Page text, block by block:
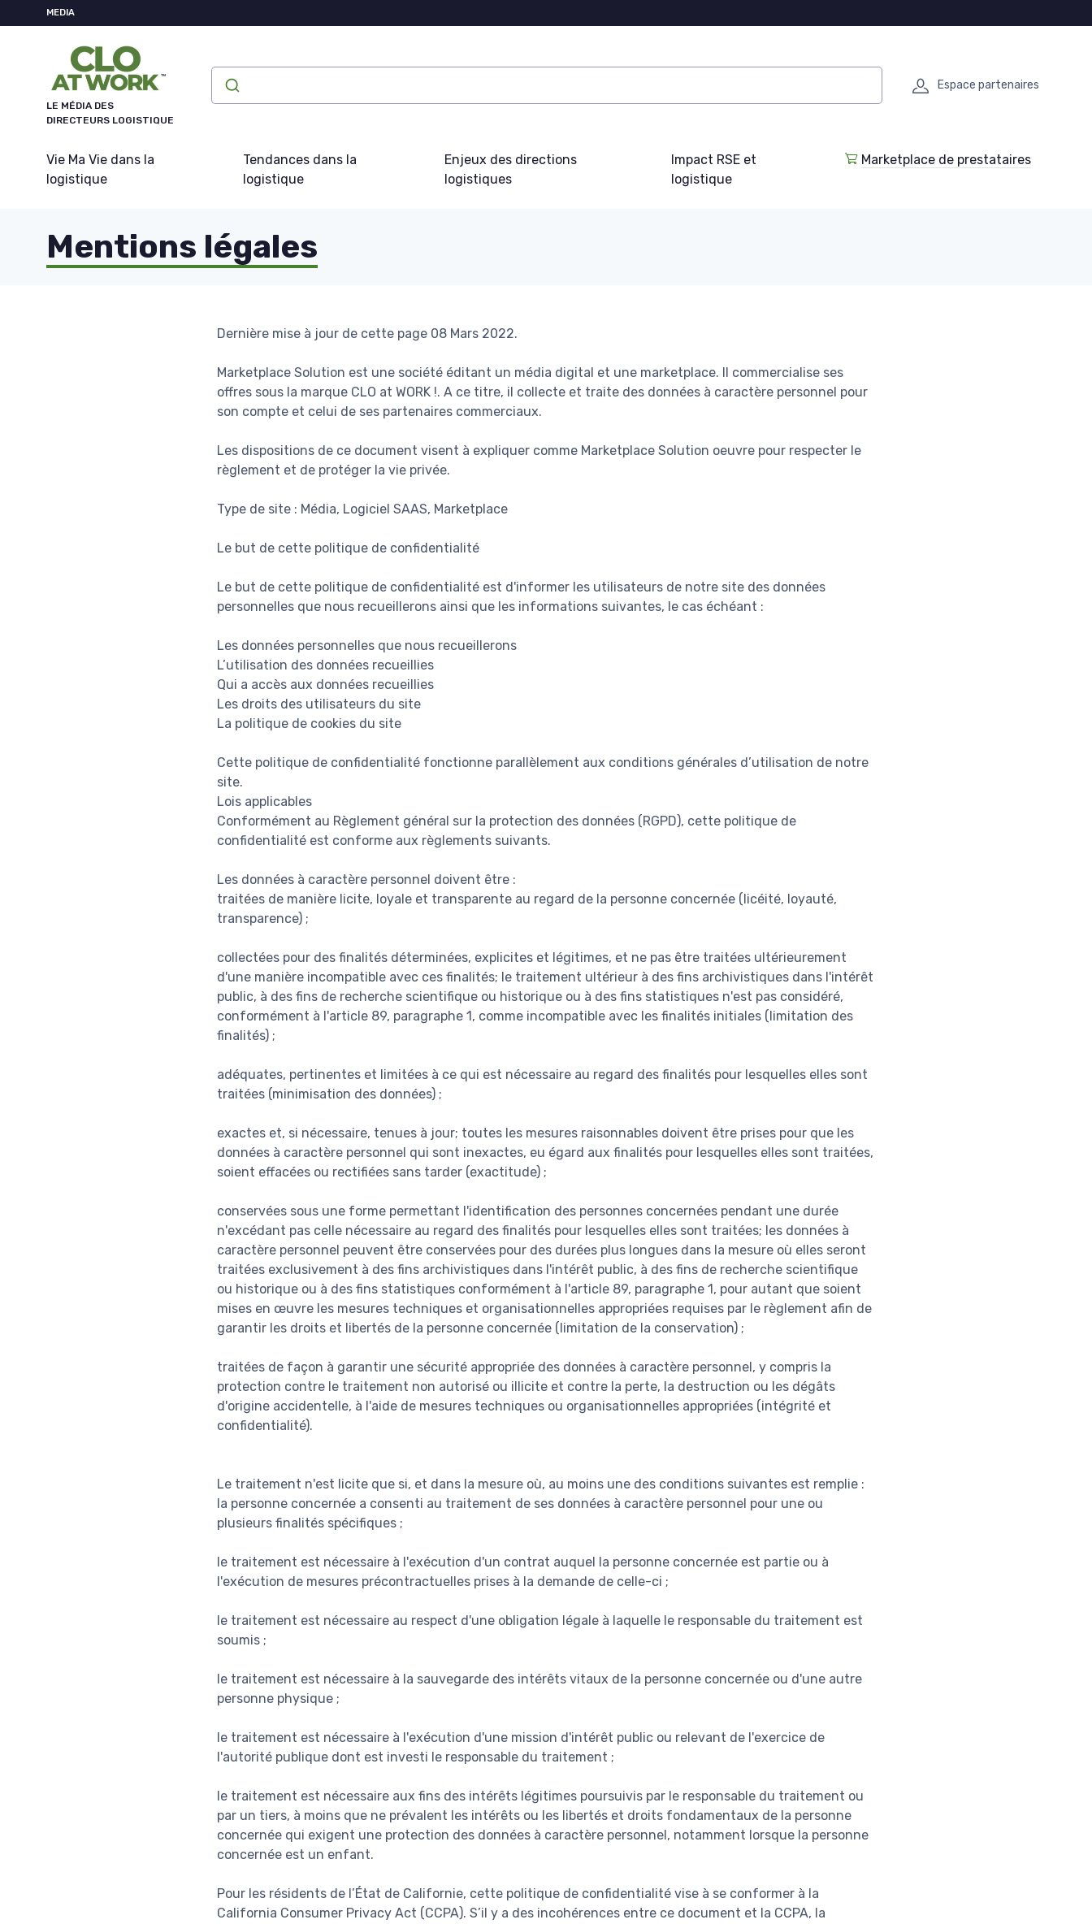
MEDIA
LE MÉDIA DES
DIRECTEURS LOGISTIQUE
Espace partenaires
Vie Ma Vie dans la
logistique
Tendances dans la
logistique
Enjeux des directions
logistiques
Impact RSE et
logistique
Marketplace de prestataires
Mentions légales
Dernière mise à jour de cette page 08 Mars 2022.
Marketplace Solution est une société éditant un média digital et une marketplace. Il commercialise ses
offres sous la marque CLO at WORK !. A ce titre, il collecte et traite des données à caractère personnel pour
son compte et celui de ses partenaires commerciaux.
Les dispositions de ce document visent à expliquer comme Marketplace Solution oeuvre pour respecter le
règlement et de protéger la vie privée.
Type de site : Média, Logiciel SAAS, Marketplace
Le but de cette politique de confidentialité
Le but de cette politique de confidentialité est d'informer les utilisateurs de notre site des données
personnelles que nous recueillerons ainsi que les informations suivantes, le cas échéant :
Les données personnelles que nous recueillerons
L’utilisation des données recueillies
Qui a accès aux données recueillies
Les droits des utilisateurs du site
La politique de cookies du site
Cette politique de confidentialité fonctionne parallèlement aux conditions générales d’utilisation de notre
site.
Lois applicables
Conformément au Règlement général sur la protection des données (RGPD), cette politique de
confidentialité est conforme aux règlements suivants.
Les données à caractère personnel doivent être :
traitées de manière licite, loyale et transparente au regard de la personne concernée (licéité, loyauté,
transparence) ;
collectées pour des finalités déterminées, explicites et légitimes, et ne pas être traitées ultérieurement
d'une manière incompatible avec ces finalités; le traitement ultérieur à des fins archivistiques dans l'intérêt
public, à des fins de recherche scientifique ou historique ou à des fins statistiques n'est pas considéré,
conformément à l'article 89, paragraphe 1, comme incompatible avec les finalités initiales (limitation des
finalités) ;
adéquates, pertinentes et limitées à ce qui est nécessaire au regard des finalités pour lesquelles elles sont
traitées (minimisation des données) ;
exactes et, si nécessaire, tenues à jour; toutes les mesures raisonnables doivent être prises pour que les
données à caractère personnel qui sont inexactes, eu égard aux finalités pour lesquelles elles sont traitées,
soient effacées ou rectifiées sans tarder (exactitude) ;
conservées sous une forme permettant l'identification des personnes concernées pendant une durée
n'excédant pas celle nécessaire au regard des finalités pour lesquelles elles sont traitées; les données à
caractère personnel peuvent être conservées pour des durées plus longues dans la mesure où elles seront
traitées exclusivement à des fins archivistiques dans l'intérêt public, à des fins de recherche scientifique
ou historique ou à des fins statistiques conformément à l'article 89, paragraphe 1, pour autant que soient
mises en œuvre les mesures techniques et organisationnelles appropriées requises par le règlement afin de
garantir les droits et libertés de la personne concernée (limitation de la conservation) ;
traitées de façon à garantir une sécurité appropriée des données à caractère personnel, y compris la
protection contre le traitement non autorisé ou illicite et contre la perte, la destruction ou les dégâts
d'origine accidentelle, à l'aide de mesures techniques ou organisationnelles appropriées (intégrité et
confidentialité).
Le traitement n'est licite que si, et dans la mesure où, au moins une des conditions suivantes est remplie :
la personne concernée a consenti au traitement de ses données à caractère personnel pour une ou
plusieurs finalités spécifiques ;
le traitement est nécessaire à l'exécution d'un contrat auquel la personne concernée est partie ou à
l'exécution de mesures précontractuelles prises à la demande de celle-ci ;
le traitement est nécessaire au respect d'une obligation légale à laquelle le responsable du traitement est
soumis ;
le traitement est nécessaire à la sauvegarde des intérêts vitaux de la personne concernée ou d'une autre
personne physique ;
le traitement est nécessaire à l'exécution d'une mission d'intérêt public ou relevant de l'exercice de
l'autorité publique dont est investi le responsable du traitement ;
le traitement est nécessaire aux fins des intérêts légitimes poursuivis par le responsable du traitement ou
par un tiers, à moins que ne prévalent les intérêts ou les libertés et droits fondamentaux de la personne
concernée qui exigent une protection des données à caractère personnel, notamment lorsque la personne
concernée est un enfant.
Pour les résidents de l’État de Californie, cette politique de confidentialité vise à se conformer à la
California Consumer Privacy Act (CCPA). S’il y a des incohérences entre ce document et la CCPA, la
Panneau de gestion des cookies